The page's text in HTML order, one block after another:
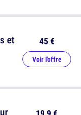
et
45 €
Voir l'offre